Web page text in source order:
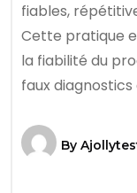
fiables,
Cette pratique
la fiabilité du
faux diagnostics
By